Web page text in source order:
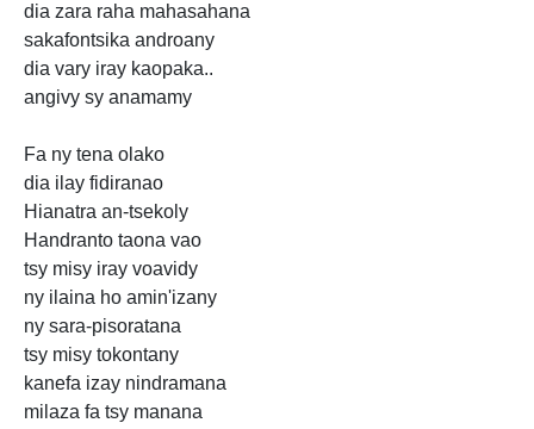
dia zara raha mahasahana
sakafontsika androany
dia vary iray kaopaka..
angivy sy anamamy
Fa ny tena olako
dia ilay fidiranao
Hianatra an-tsekoly
Handranto taona vao
tsy misy iray voavidy
ny ilaina ho amin'izany
ny sara-pisoratana
tsy misy tokontany
kanefa izay nindramana
milaza fa tsy manana